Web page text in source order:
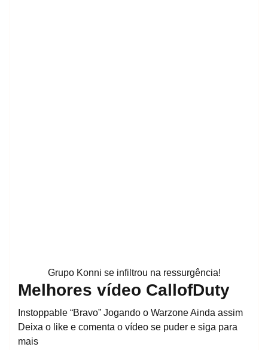
Grupo Konni se infiltrou na ressurgência!
Melhores vídeo CallofDuty
Instoppable “Bravo” Jogando o Warzone Ainda assim
Deixa o like e comenta o vídeo se puder e siga para
mais